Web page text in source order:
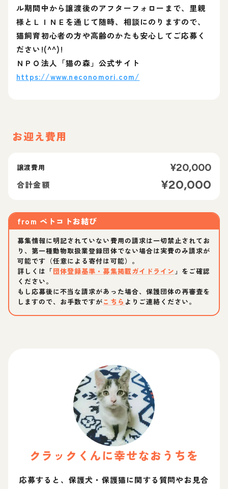
ル期間中から譲渡後のアフターフォローまで、里親
様とＬＩＮＥを通じて随時、相談にのりますので、
猫飼育初心者の方や高齢のかたも安心してご応募く
ださい!(^^)!
ＮＰＯ法人「猫の森」公式サイト
https://www.neconomori.com/
お迎え費用
譲渡費用 ¥20,000
合計金額 ¥20,000
from ペトコトお結び
募集情報に明記されていない費用の請求は一切禁止されてお
り、第一種動物取扱業登録団体でない場合は実費のみ請求が
可能です（任意による寄付は可能）。
詳しくは「団体登録基準・募集掲載ガイドライン 」をご確認
ください。
もし応募後に不当な請求があった場合、保護団体の再審査を
しますので、お手数ですがこちら よりご連絡ください。
クラック くんに幸せなおうちを
応募すると、保護犬・保護猫に関する質問やお見合